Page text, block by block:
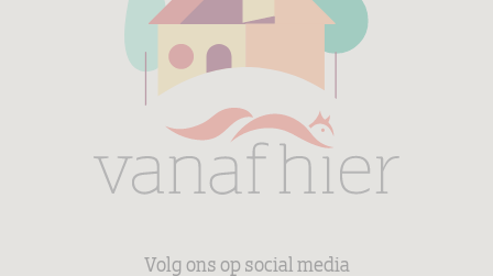
Volg ons op social media